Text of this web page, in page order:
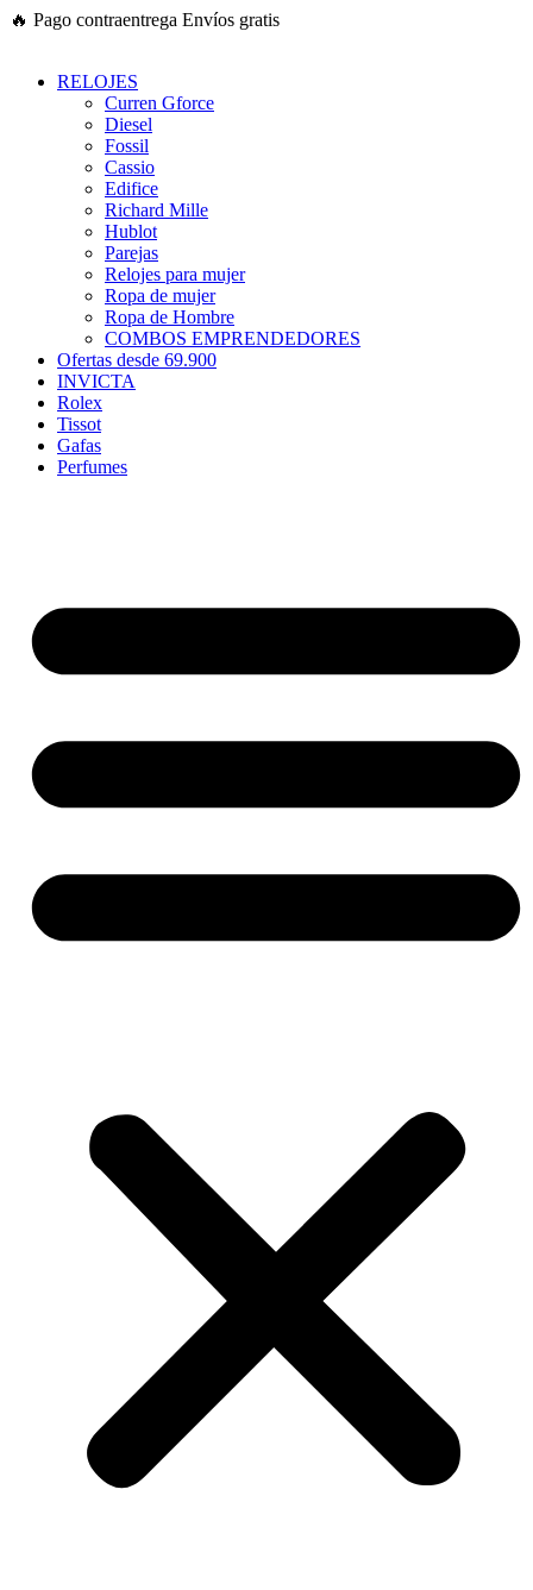
Ir
🔥 Pago contraentrega Envíos gratis
RELOJES
Curren Gforce
Diesel
Fossil
Cassio
Edifice
Richard Mille
Hublot
Parejas
Relojes para mujer
Ropa de mujer
Ropa de Hombre
COMBOS EMPRENDEDORES
Ofertas desde 69.900
INVICTA
Rolex
Tissot
Gafas
Perfumes